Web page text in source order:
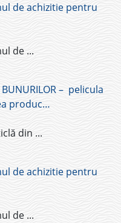
de achizitie pentru
de ...
BUNURILOR – pelicula
produc…
din ...
de achizitie pentru
de ...